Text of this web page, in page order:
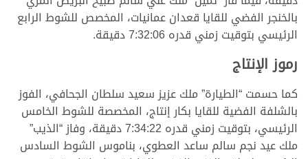
بالخنجر الفضي للقايا قعدان عمانيات، المخصص للشوط الرابع
الرئيسي بتوقيت زمني قدره 7:32:06 دقيقة.
رموز الإنتاج
كما حسمت “الطيارة” ملك عزيز سعيد سلطان الجحافي، الفوز
بالشلفة الفضية للقايا بكار إنتاج، المخصصة للشوط الخامس
الرئيسي، بتوقيت زمني قدره 7:34:22 دقيقة، وفاز “الذيب”
ملك عيد نجم سالم ساعد العطوي، بناموس الشوط السادس